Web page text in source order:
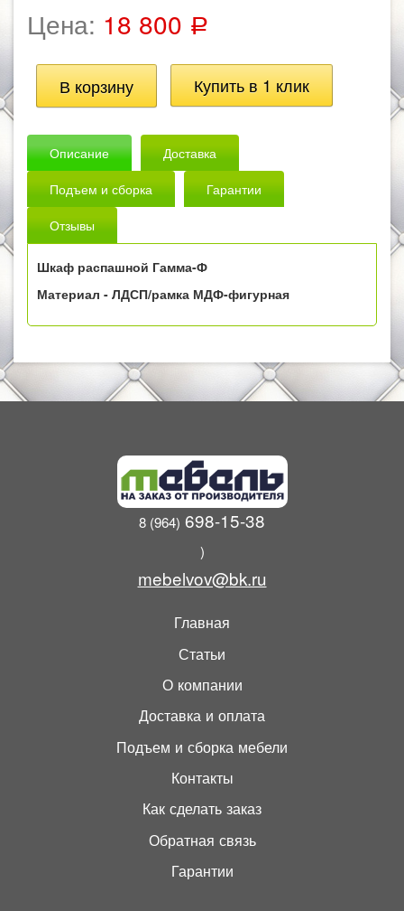
Цена: 18 800 Р
Описание
Доставка
Подъем и сборка
Гарантии
Отзывы
Шкаф распашной Гамма-Ф
Материал - ЛДСП/рамка МДФ-фигурная
8 (964) 698-15-38
)
mebelvov@bk.ru
Главная
Статьи
О компании
Доставка и оплата
Подъем и сборка мебели
Контакты
Как сделать заказ
Обратная связь
Гарантии